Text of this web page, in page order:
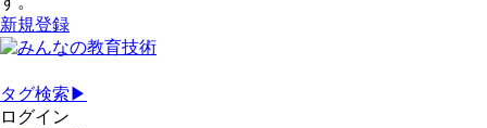
新規登録
タグ検索▶
ログイン